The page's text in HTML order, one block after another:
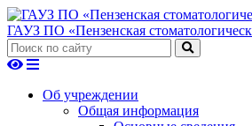
ГАУЗ ПО «Пензенская
Об учреждении
Общая информация